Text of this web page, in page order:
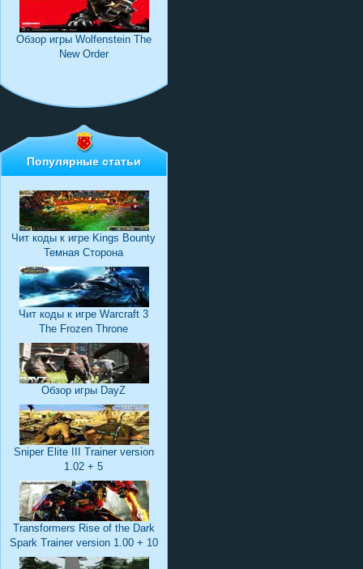
Обзор игры Wolfenstein The
New Order
Популярные статьи
Чит коды к игре Kings Bounty
Темная Сторона
Чит коды к игре Warcraft 3
The Frozen Throne
Обзор игры DayZ
Sniper Elite III Trainer version
1.02 + 5
Transformers Rise of the Dark
Spark Trainer version 1.00 + 10